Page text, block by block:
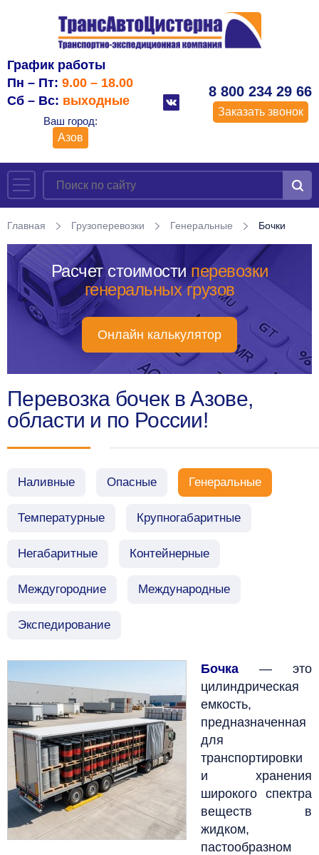
График работы
Пн – Пт: 9.00 – 18.00
Сб – Вс: выходные
Ваш город:
Азов
8 800 234 29 66
Заказать звонок
Главная Грузоперевозки Генеральные Бочки
Расчет стоимости перевозки
генеральных грузов
Онлайн калькулятор
Перевозка бочек в Азове,
области и по России!
Наливные Опасные Генеральные
Температурные Крупногабаритные
Негабаритные Контейнерные
Междугородние Международные
Экспедирование
Бочка — это
цилиндрическая
емкость,
предназначенная
для
транспортировки
и хранения
широкого спектра
веществ в
жидком,
пастообразном